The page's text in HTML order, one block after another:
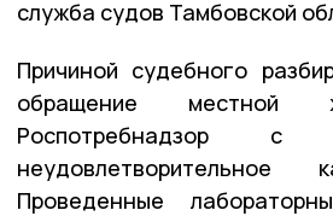
служба судов Тамбовской
Причиной судебного
обращение местной
Роспотребнадзор
неудовлетворительное
Проведенные